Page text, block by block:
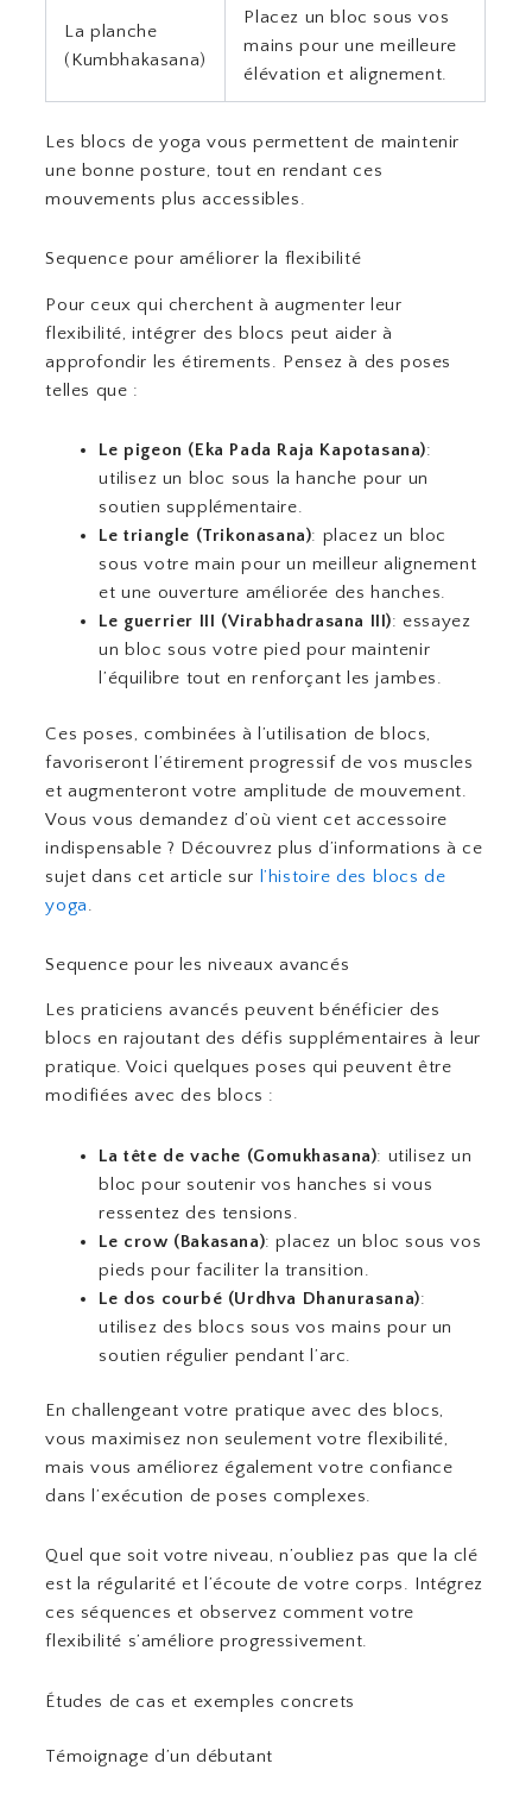
La planche
(Kumbhakasana)
Placez un bloc sous vos
mains pour une meilleure
élévation et alignement.
Les blocs de yoga vous permettent de maintenir
une bonne posture, tout en rendant ces
mouvements plus accessibles.
Sequence pour améliorer la flexibilité
Pour ceux qui cherchent à augmenter leur
flexibilité, intégrer des blocs peut aider à
approfondir les étirements. Pensez à des poses
telles que :
Le pigeon (Eka Pada Raja Kapotasana):
utilisez un bloc sous la hanche pour un
soutien supplémentaire.
Le triangle (Trikonasana): placez un bloc
sous votre main pour un meilleur alignement
et une ouverture améliorée des hanches.
Le guerrier III (Virabhadrasana III): essayez
un bloc sous votre pied pour maintenir
l’équilibre tout en renforçant les jambes.
Ces poses, combinées à l’utilisation de blocs,
favoriseront l’étirement progressif de vos muscles
et augmenteront votre amplitude de mouvement.
Vous vous demandez d’où vient cet accessoire
indispensable ? Découvrez plus d’informations à ce
sujet dans cet article sur l’histoire des blocs de
yoga.
Sequence pour les niveaux avancés
Les praticiens avancés peuvent bénéficier des
blocs en rajoutant des défis supplémentaires à leur
pratique. Voici quelques poses qui peuvent être
modifiées avec des blocs :
La tête de vache (Gomukhasana): utilisez un
bloc pour soutenir vos hanches si vous
ressentez des tensions.
Le crow (Bakasana): placez un bloc sous vos
pieds pour faciliter la transition.
Le dos courbé (Urdhva Dhanurasana):
utilisez des blocs sous vos mains pour un
soutien régulier pendant l’arc.
En challengeant votre pratique avec des blocs,
vous maximisez non seulement votre flexibilité,
mais vous améliorez également votre confiance
dans l’exécution de poses complexes.
Quel que soit votre niveau, n’oubliez pas que la clé
est la régularité et l’écoute de votre corps. Intégrez
ces séquences et observez comment votre
flexibilité s’améliore progressivement.
Études de cas et exemples concrets
Témoignage d’un débutant